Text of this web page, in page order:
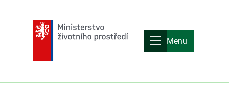
Menu